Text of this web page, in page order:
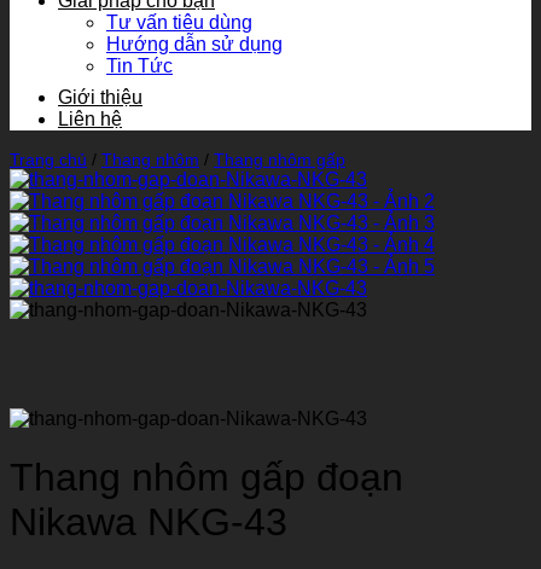
Tư vấn tiêu dùng
Hướng dẫn sử dụng
Tin Tức
Giới thiệu
Liên hệ
Trang chủ / Thang nhôm / Thang nhôm gấp
Thang nhôm gấp đoạn
Nikawa NKG-43